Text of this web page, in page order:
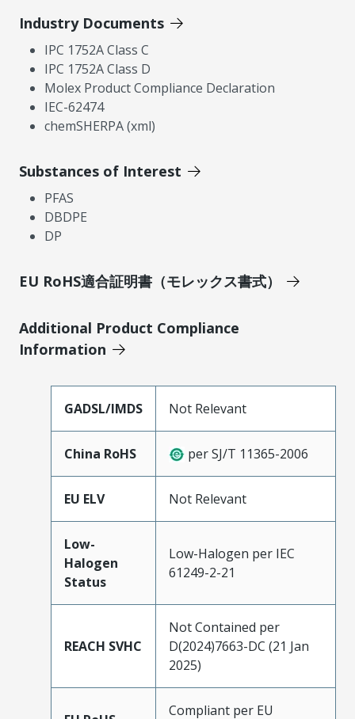
Industry Documents
IPC 1752A Class C
IPC 1752A Class D
Molex Product Compliance Declaration
IEC-62474
chemSHERPA (xml)
Substances of Interest
PFAS
DBDPE
DP
EU RoHS適合証明書（モレックス書式）
Additional Product Compliance
Information
GADSL/IMDS Not Relevant
China RoHS per SJ/T 11365-2006
EU ELV Not Relevant
Low-
Halogen
Status
Low-Halogen per IEC
61249-2-21
REACH SVHC
Not Contained per
D(2024)7663-DC (21 Jan
2025)
Compliant per EU